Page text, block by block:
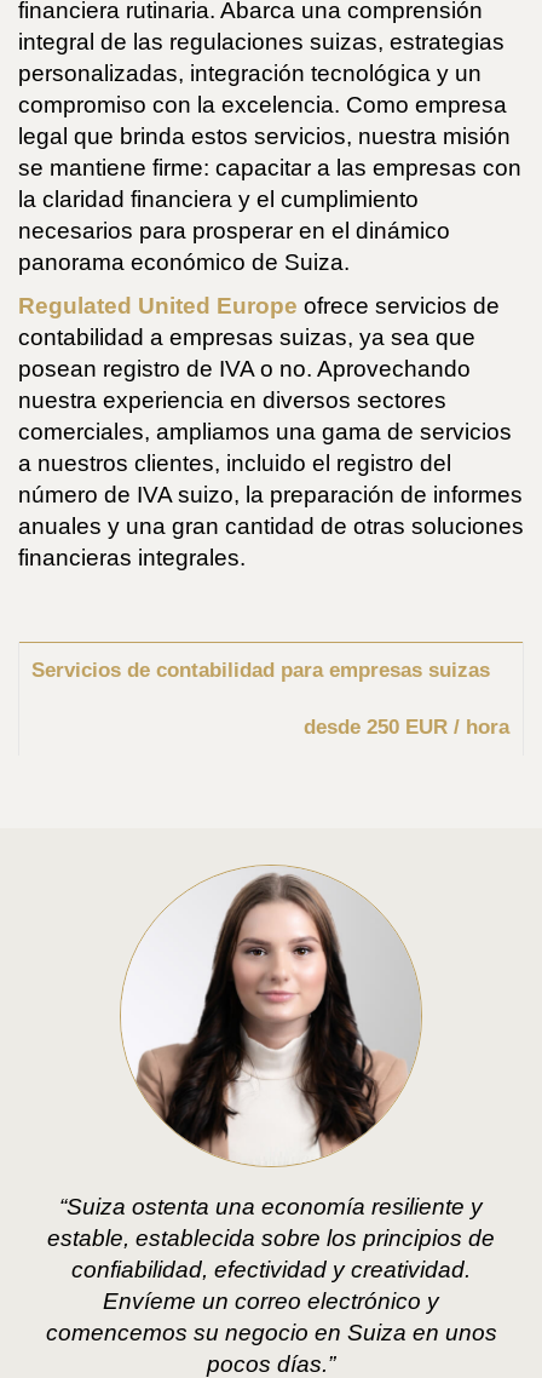
financiera rutinaria. Abarca una comprensión
integral de las regulaciones suizas, estrategias
personalizadas, integración tecnológica y un
compromiso con la excelencia. Como empresa
legal que brinda estos servicios, nuestra misión
se mantiene firme: capacitar a las empresas con
la claridad financiera y el cumplimiento
necesarios para prosperar en el dinámico
panorama económico de Suiza.
Regulated United Europe ofrece servicios de
contabilidad a empresas suizas, ya sea que
posean registro de IVA o no. Aprovechando
nuestra experiencia en diversos sectores
comerciales, ampliamos una gama de servicios
a nuestros clientes, incluido el registro del
número de IVA suizo, la preparación de informes
anuales y una gran cantidad de otras soluciones
financieras integrales.
Servicios de contabilidad para empresas suizas
desde 250 EUR / hora
“Suiza ostenta una economía resiliente y
estable, establecida sobre los principios de
confiabilidad, efectividad y creatividad.
Envíeme un correo electrónico y
comencemos su negocio en Suiza en unos
pocos días.”